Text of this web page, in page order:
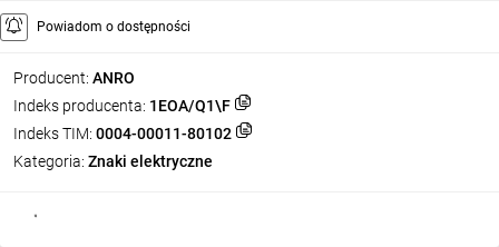
Producent: ANRO
Indeks producenta: 1EOA/Q1\F
Indeks TIM: 0004-00011-80102
Kategoria: Znaki elektryczne
Powiadom o dostępności